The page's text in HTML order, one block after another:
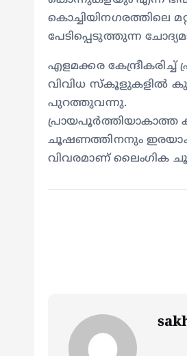
കൊച്ചിയിനഗരത്തിലെ
പേടിപ്പെടുത്തുന്ന
എളമക്കര
വിവിധ സ്കൂളുകളിൽ
പുറത്തുവന്നു.
പ്രായപൂർത്തിയാകാത്ത
ചൂഷണത്തിനനും
വിവരമാണ് ലൈംഗിക